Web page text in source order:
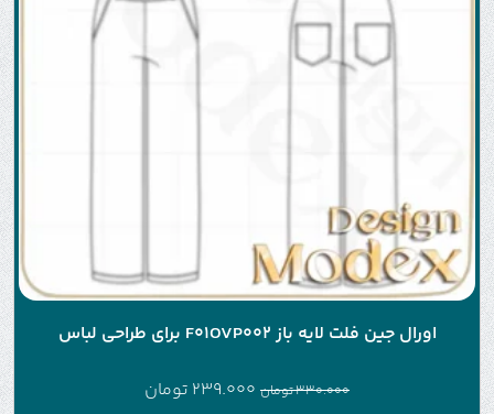
اورال جین فلت لایه باز F01OVP002 برای طراحی لباس
330.000تومان 239.000 تومان